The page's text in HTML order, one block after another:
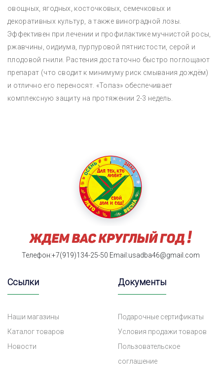
овощных, ягодных, косточковых, семечковых и
декоративных культур, а также виноградной лозы.
Эффективен при лечении и профилактике мучнистой росы,
ржавчины, оидиума, пурпуровой пятнистости, серой и
плодовой гнили. Растения достаточно быстро поглощают
препарат (что сводит к минимуму риск смывания дождём)
и отлично его переносят. «Топаз» обеспечивает
комплексную защиту на протяжении 2-3 недель.
Телефон:+7(919)134-25-50 Email:usadba46@gmail.com
Ссылки
Наши магазины
Каталог товаров
Новости
Документы
Подарочные сертификаты
Условия продажи товаров
Пользовательское
соглашение